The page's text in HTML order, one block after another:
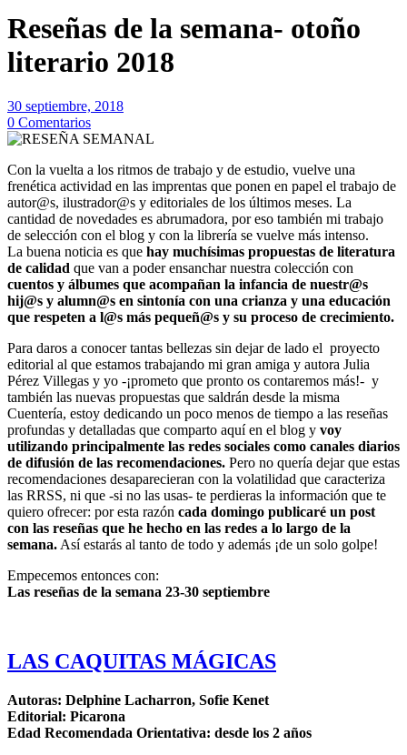
Reseñas de la semana- otoño
literario 2018
30 septiembre, 2018
0 Comentarios
Con la vuelta a los ritmos de trabajo y de estudio, vuelve una
frenética actividad en las imprentas que ponen en papel el trabajo de
autor@s, ilustrador@s y editoriales de los últimos meses. La
cantidad de novedades es abrumadora, por eso también mi trabajo
de selección con el blog y con la librería se vuelve más intenso.
La buena noticia es que hay muchísimas propuestas de literatura
de calidad que van a poder ensanchar nuestra colección con
cuentos y álbumes que acompañan la infancia de nuestr@s
hij@s y alumn@s en sintonía con una crianza y una educación
que respeten a l@s más pequeñ@s y su proceso de crecimiento.
Para daros a conocer tantas bellezas sin dejar de lado el proyecto
editorial al que estamos trabajando mi gran amiga y autora Julia
Pérez Villegas y yo -¡prometo que pronto os contaremos más!- y
también las nuevas propuestas que saldrán desde la misma
Cuentería, estoy dedicando un poco menos de tiempo a las reseñas
profundas y detalladas que comparto aquí en el blog y voy
utilizando principalmente las redes sociales como canales diarios
de difusión de las recomendaciones. Pero no quería dejar que estas
recomendaciones desaparecieran con la volatilidad que caracteriza
las RRSS, ni que -si no las usas- te perdieras la información que te
quiero ofrecer: por esta razón cada domingo publicaré un post
con las reseñas que he hecho en las redes a lo largo de la
semana. Así estarás al tanto de todo y además ¡de un solo golpe!
Empecemos entonces con:
Las reseñas de la semana 23-30 septiembre
LAS CAQUITAS MÁGICAS
Autoras: Delphine Lacharron, Sofie Kenet
Editorial: Picarona
Edad Recomendada Orientativa: desde los 2 años